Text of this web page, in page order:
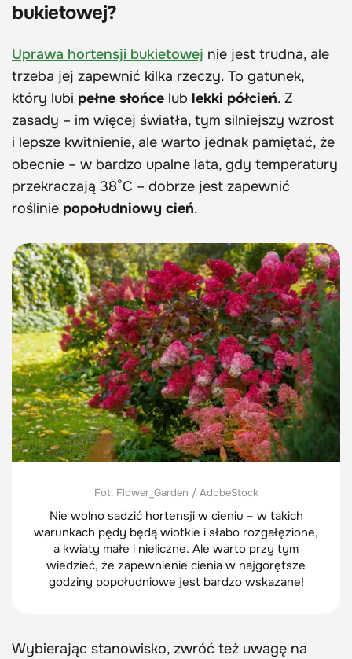
bukietowej?
Uprawa hortensji bukietowej nie jest trudna, ale
trzeba jej zapewnić kilka rzeczy. To gatunek,
który lubi pełne słońce lub lekki półcień. Z
zasady – im więcej światła, tym silniejszy wzrost
i lepsze kwitnienie, ale warto jednak pamiętać, że
obecnie – w bardzo upalne lata, gdy temperatury
przekraczają 38°C – dobrze jest zapewnić
roślinie popołudniowy cień.
Fot. Flower_Garden / AdobeStock
Nie wolno sadzić hortensji w cieniu – w takich
warunkach pędy będą wiotkie i słabo rozgałęzione,
a kwiaty małe i nieliczne. Ale warto przy tym
wiedzieć, że zapewnienie cienia w najgorętsze
godziny popołudniowe jest bardzo wskazane!
Wybierając stanowisko, zwróć też uwagę na